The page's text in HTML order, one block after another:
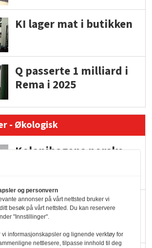
KI lager mat i butikken
Q passerte 1 milliard i
Rema i 2025
- Økologisk
Kolonihagens norske
Marit Kolby vant
Økologisk Norge sin
hederspris
og personvern
annonser på vårt nettsted bruker vi
besøk på vårt nettsted. Du kan reservere
"Innstillinger".
vi informasjonskapsler og lignende verktøy for
nettlesere, tilpasse innhold til deg